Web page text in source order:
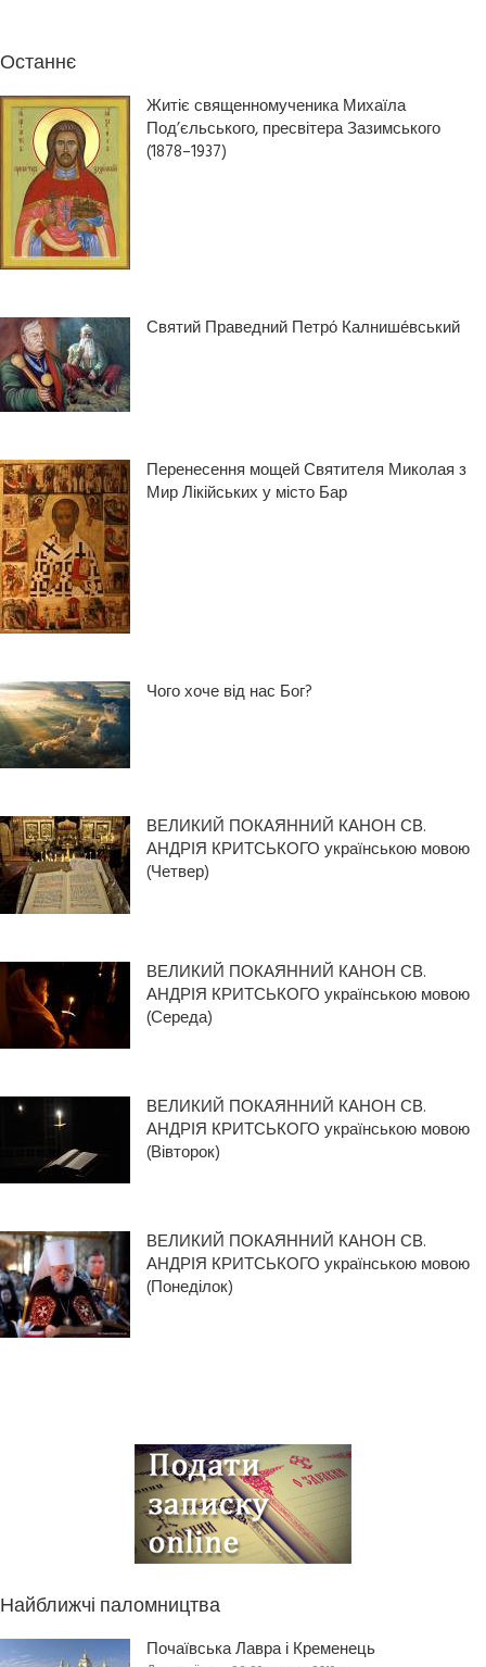
Останнє
Житіє священномученика Михаїла
Под’єльського, пресвітера Зазимського
(1878–1937)
Святий Праведний Петро́ Калнише́вський
Перенесення мощей Святителя Миколая з
Мир Лікійських у місто Бар
Чого хоче від нас Бог?
ВЕЛИКИЙ ПОКАЯННИЙ КАНОН СВ.
АНДРІЯ КРИТСЬКОГО українською мовою
(Четвер)
ВЕЛИКИЙ ПОКАЯННИЙ КАНОН СВ.
АНДРІЯ КРИТСЬКОГО українською мовою
(Середа)
ВЕЛИКИЙ ПОКАЯННИЙ КАНОН СВ.
АНДРІЯ КРИТСЬКОГО українською мовою
(Вівторок)
ВЕЛИКИЙ ПОКАЯННИЙ КАНОН СВ.
АНДРІЯ КРИТСЬКОГО українською мовою
(Понеділок)
Найближчі паломництва
Почаївська Лавра і Кременець